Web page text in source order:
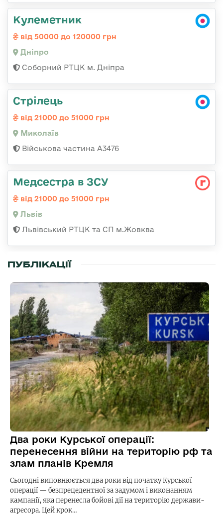
Кулеметник
від 50000 до 120000 грн
Дніпро
Соборний РТЦК м. Дніпра
Стрілець
від 21000 до 51000 грн
Миколаїв
Військова частина А3476
Медсестра в ЗСУ
від 21000 до 51000 грн
Львів
Львівський РТЦК та СП м.Жовква
ПУБЛІКАЦІЇ
Два роки Курської операції:
перенесення війни на територію рф та
злам планів Кремля
Сьогодні виповнюється два роки від початку Курської
операції — безпрецедентної за задумом і виконанням
кампанії, яка перенесла бойові дії на територію держави-
агресора. Цей крок…